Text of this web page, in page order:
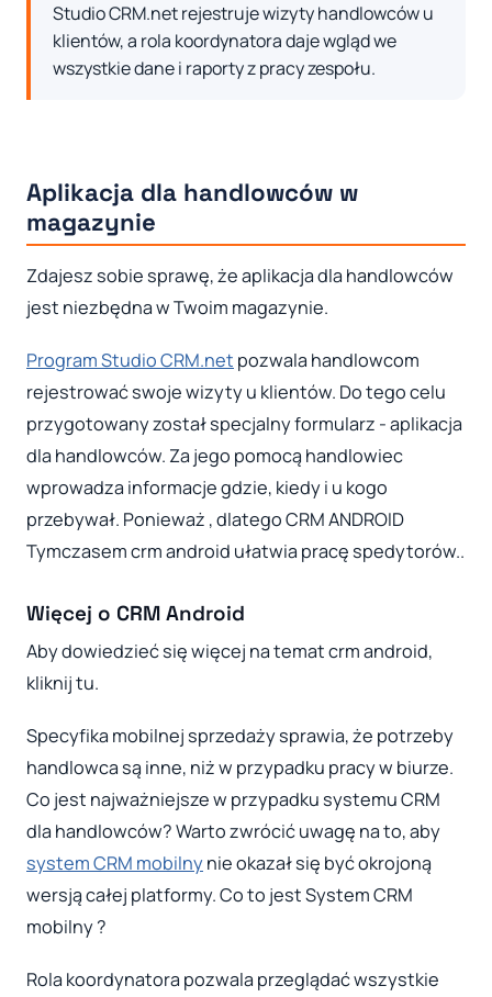
Studio CRM.net rejestruje wizyty handlowców u
klientów, a rola koordynatora daje wgląd we
wszystkie dane i raporty z pracy zespołu.
Aplikacja dla handlowców w
magazynie
Zdajesz sobie sprawę, że aplikacja dla handlowców
jest niezbędna w Twoim magazynie.
Program Studio CRM.net pozwala handlowcom
rejestrować swoje wizyty u klientów. Do tego celu
przygotowany został specjalny formularz - aplikacja
dla handlowców. Za jego pomocą handlowiec
wprowadza informacje gdzie, kiedy i u kogo
przebywał. Ponieważ , dlatego CRM ANDROID
Tymczasem crm android ułatwia pracę spedytorów..
Więcej o CRM Android
Aby dowiedzieć się więcej na temat crm android,
kliknij tu.
Specyfika mobilnej sprzedaży sprawia, że potrzeby
handlowca są inne, niż w przypadku pracy w biurze.
Co jest najważniejsze w przypadku systemu CRM
dla handlowców? Warto zwrócić uwagę na to, aby
system CRM mobilnynie okazał się być okrojoną
wersją całej platformy. Co to jest System CRM
mobilny ?
Rola koordynatora pozwala przeglądać wszystkie